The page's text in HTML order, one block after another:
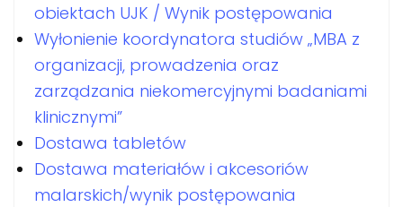
obiektach UJK / Wynik postępowania
Wyłonienie koordynatora studiów „MBA z
organizacji, prowadzenia oraz
zarządzania niekomercyjnymi badaniami
klinicznymi”
Dostawa tabletów
Dostawa materiałów i akcesoriów
malarskich/wynik postępowania